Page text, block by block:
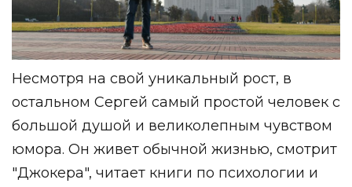
Несмотря на свой уникальный рост, в
остальном Сергей самый простой человек с
большой душой и великолепным чувством
юмора. Он живет обычной жизнью, смотрит
"Джокера", читает книги по психологии и